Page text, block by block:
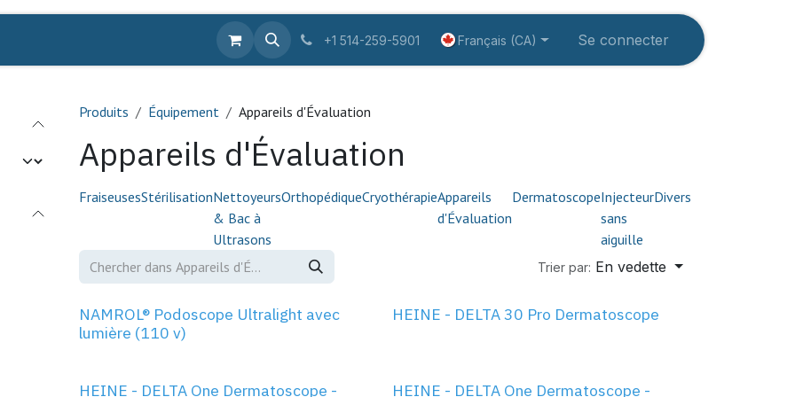
Fournitures Pro Services Éducation À propos Créer un compte
+1 514-259-5901 Français (CA) Se connecter
Produits Équipement Appareils d'Évaluation
Appareils d'Évaluation
FraiseusesStérilisationNettoyeurs
& Bac à
Ultrasons
OrthopédiqueCryothérapieAppareils
d'Évaluation
DermatoscopeInjecteur
sans
aiguille
Divers
Trier par: En vedette
NAMROL® Podoscope Ultralight avec
lumière (110 v)
HEINE - DELTA 30 Pro Dermatoscope
HEINE - DELTA One Dermatoscope -
HEINE - DELTA One Dermatoscope -